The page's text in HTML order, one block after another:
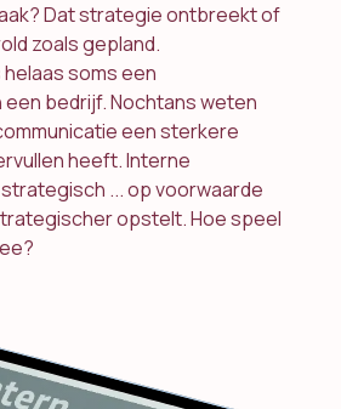
Dat strategie ontbreekt of
zoals gepland.
soms een
een bedrijf. Nochtans weten
een sterkere
heeft. Interne
... op voorwaarde
opstelt. Hoe speel